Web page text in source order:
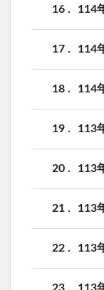
16 114
17 114
18 114
19 113
20 113
21 113
22 113